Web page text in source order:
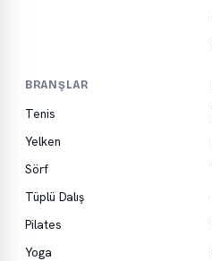
BRANŞLAR
Tenis
Yelken
Sörf
Tüplü Dalış
Pilates
Yoga